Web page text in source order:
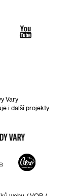
Vary
i další projekty: